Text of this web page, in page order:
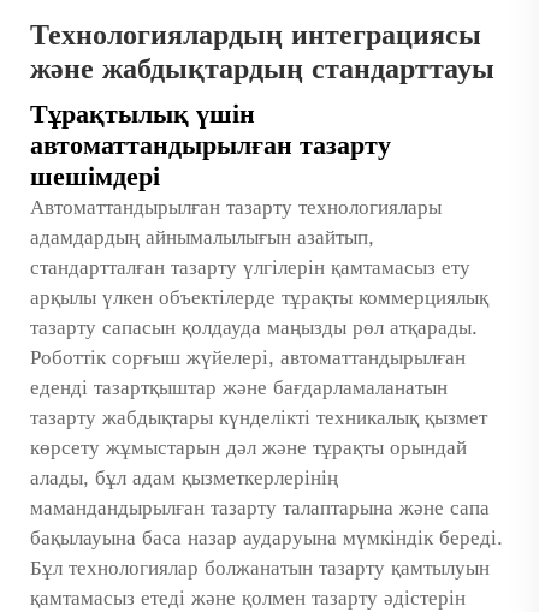
Технологиялардың интеграциясы
және жабдықтардың стандарттауы
Тұрақтылық үшін
автоматтандырылған тазарту
шешімдері
Автоматтандырылған тазарту технологиялары
адамдардың айнымалылығын азайтып,
стандартталған тазарту үлгілерін қамтамасыз ету
арқылы үлкен объектілерде тұрақты коммерциялық
тазарту сапасын қолдауда маңызды рөл атқарады.
Роботтік сорғыш жүйелері, автоматтандырылған
еденді тазартқыштар және бағдарламаланатын
тазарту жабдықтары күнделікті техникалық қызмет
көрсету жұмыстарын дәл және тұрақты орындай
алады, бұл адам қызметкерлерінің
мамандандырылған тазарту талаптарына және сапа
бақылауына баса назар аударуына мүмкіндік береді.
Бұл технологиялар болжанатын тазарту қамтылуын
қамтамасыз етеді және қолмен тазарту әдістерін